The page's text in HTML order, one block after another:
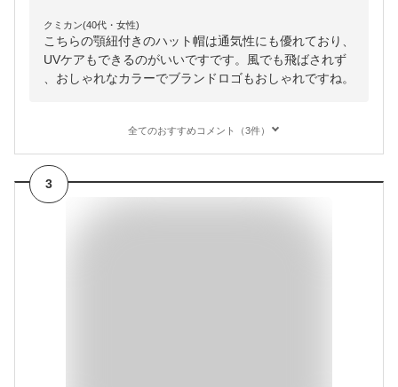
クミカン(40代・女性)
こちらの顎紐付きのハット帽は通気性にも優れており、
UVケアもできるのがいいですです。風でも飛ばされず
、おしゃれなカラーでブランドロゴもおしゃれですね。
全てのおすすめコメント（3件）
3